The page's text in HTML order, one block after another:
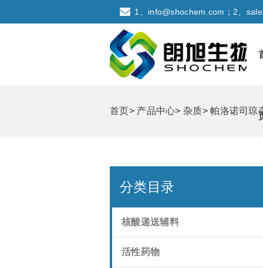
1、info@shochem.com；2、
首页> 产品中心>杂质>帕洛诺司琼
分类目录
核酸递送辅料
活性药物